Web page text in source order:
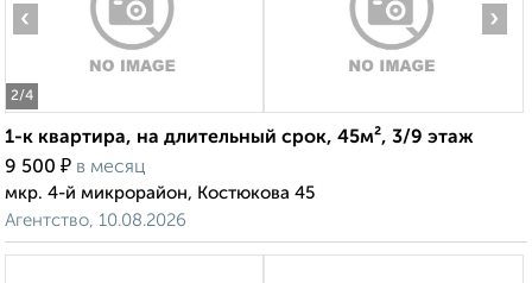
2/4
‹ ›
1-к квартира, на длительный срок, 45м², 3/9 этаж
9 500 ₽ в месяц
мкр. 4-й микрорайон, Костюкова 45
Агентство, 10.08.2026